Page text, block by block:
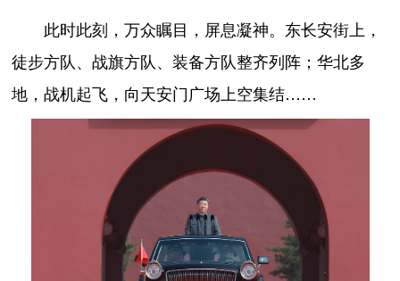
此时此刻，万众瞩目，屏息凝神。东长安街上，
徒步方队、战旗方队、装备方队整齐列阵；华北多
地，战机起飞，向天安门广场上空集结……